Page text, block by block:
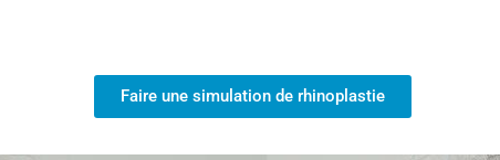
Faire une simulation de rhinoplastie